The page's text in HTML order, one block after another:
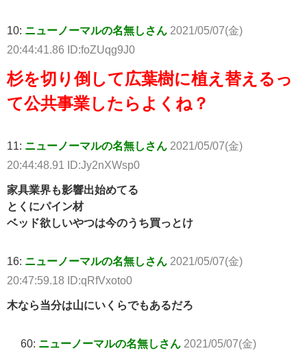
10: ニューノーマルの名無しさん 2021/05/07(金)
20:44:41.86 ID:foZUqg9J0
杉を切り倒して広葉樹に植え替えるっ
て公共事業したらよくね？
11: ニューノーマルの名無しさん 2021/05/07(金)
20:44:48.91 ID:Jy2nXWsp0
家具業界も影響出始めてる
とくにパイン材
ベッド欲しいやつは今のうち買っとけ
16: ニューノーマルの名無しさん 2021/05/07(金)
20:47:59.18 ID:qRfVxoto0
木なら当分は山にいくらでもあるだろ
60: ニューノーマルの名無しさん 2021/05/07(金)